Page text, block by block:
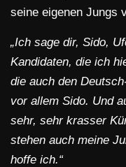
seine eigenen Jungs
„Ich sage dir, Sido,
Kandidaten, die ich
die auch den
vor allem Sido. Und
sehr, sehr krasser
stehen auch meine
hoffe ich.“